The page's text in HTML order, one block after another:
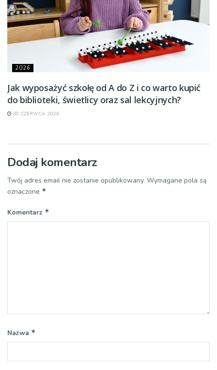
2026
Jak wyposażyć szkołę od A do Z i co warto kupić
do biblioteki, świetlicy oraz sal lekcyjnych?
30 CZERWCA, 2026
Dodaj komentarz
Twój adres email nie zostanie opublikowany. Wymagane pola są
oznaczone *
Komentarz *
Nazwa *